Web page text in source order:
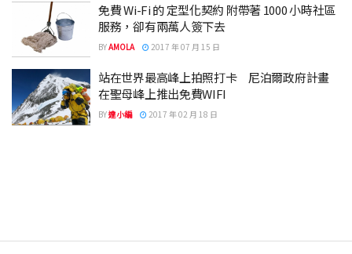
免費 Wi-Fi 的 定型化契約 附帶著 1000 小時社區
服務，卻有兩萬人簽下去
BYAMOLA 2017 年 07 月 15 日
站在世界最高峰上拍照打卡 尼泊爾政府計畫
在聖母峰上推出免費WIFI
BY達小編 2017 年 02 月 18 日